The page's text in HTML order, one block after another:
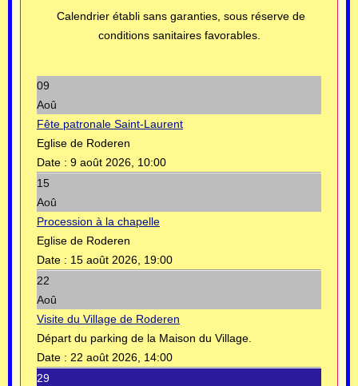
Calendrier établi sans garanties, sous réserve de
conditions sanitaires favorables.
09
Aoû
Fête patronale Saint-Laurent
Eglise de Roderen
Date : 9 août 2026, 10:00
15
Aoû
Procession à la chapelle
Eglise de Roderen
Date : 15 août 2026, 19:00
22
Aoû
Visite du Village de Roderen
Départ du parking de la Maison du Village.
Date : 22 août 2026, 14:00
29